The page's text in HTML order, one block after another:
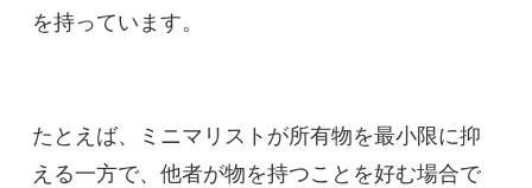
を持っています。
たとえば、ミニマリストが所有物を最小限に抑
える一方で、他者が物を持つことを好む場合で